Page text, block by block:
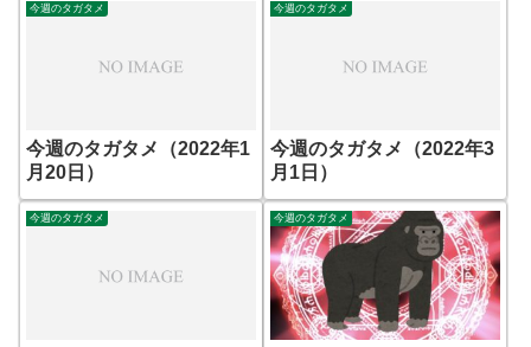
今週のタガタメ
今週のタガタメ（2022年1
月20日）
今週のタガタメ
今週のタガタメ（2022年3
月1日）
今週のタガタメ 今週のタガタメ